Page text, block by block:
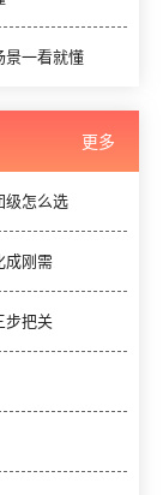
景一看就懂
更多
级怎么选
成刚需
步把关